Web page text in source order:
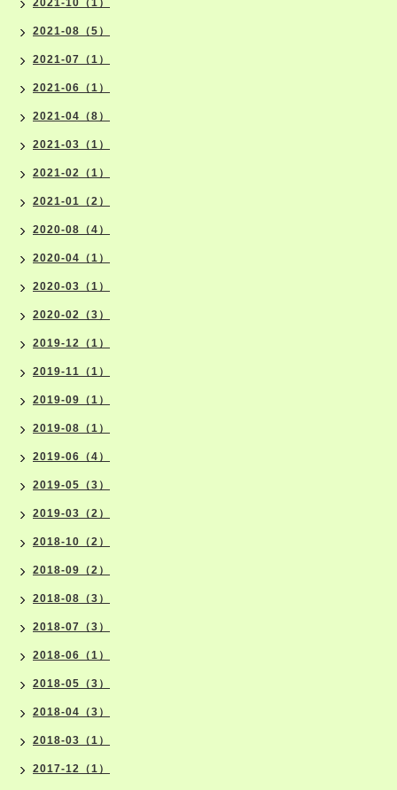
2021-10（1）
2021-08（5）
2021-07（1）
2021-06（1）
2021-04（8）
2021-03（1）
2021-02（1）
2021-01（2）
2020-08（4）
2020-04（1）
2020-03（1）
2020-02（3）
2019-12（1）
2019-11（1）
2019-09（1）
2019-08（1）
2019-06（4）
2019-05（3）
2019-03（2）
2018-10（2）
2018-09（2）
2018-08（3）
2018-07（3）
2018-06（1）
2018-05（3）
2018-04（3）
2018-03（1）
2017-12（1）